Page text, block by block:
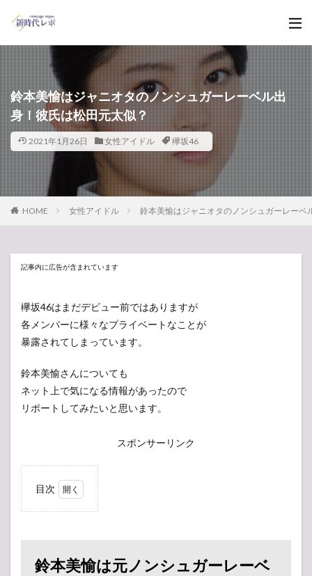
鈴本美愉はジャニオタのノンシュガーレーベル出
身！彼氏は松田元太似？
2021年1月26日 女性アイドル 欅坂46
HOME 女性アイドル 鈴本美愉はジャニオタのノンシュガーレーベ
記事内に広告が含まれています
欅坂46はまだデビュー前ではありますが
各メンバーに様々なプライベートなことが
暴露されてしまっています。
鈴本美愉さんについても
ネット上で気になる情報があったので
リポートしてみたいと思います。
スポンサーリンク
目次
ノン
シュ
鈴本美愉は元ノンシュガーレーベ